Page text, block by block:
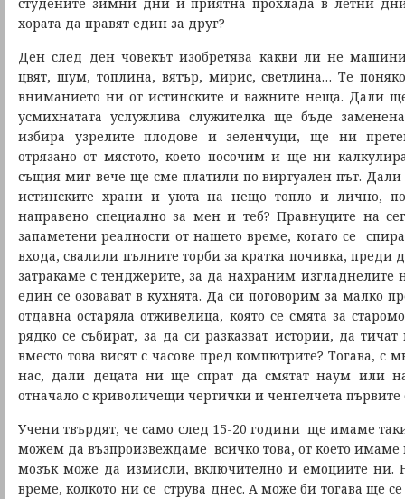
хората да правят един за друг?
Ден след ден човекът изобретява какви ли не
цвят, шум, топлина, вятър, мирис, светлина… Те
вниманието ни от истинските и важните неща. Дали
усмихнатата услужлива служителка ще бъде
избира узрелите плодове и зеленчуци, ще ни
отрязано от мястото, което посочим и ще ни
същия миг вече ще сме платили по виртуален път.
истинските храни и уюта на нещо топло и лично,
направено специално за мен и теб? Правнуците на
запаметени реалности от нашето време, когато се
входа, свалили пълните торби за кратка почивка, преди
затракаме с тенджерите, за да нахраним изгладнелите
един се озовават в кухнята. Да си поговорим за малко
отдавна остаряла отживелица, която се смята за
рядко се събират, за да си разказват истории, да
вместо това висят с часове пред компютрите? Тогава, с
нас, дали децата ни ще спрат да смятат наум или
отначало с криволичещи чертички и ченгелчета първите
Учени твърдят, че само след 15-20 години ще имаме
можем да възпроизвеждаме всичко това, от което имаме
мозък може да измисли, включително и емоциите ни.
време, колкото ни се струва днес. А може би тогава ще